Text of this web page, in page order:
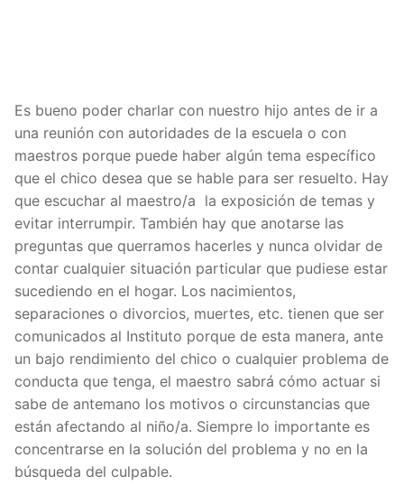
Es bueno poder charlar con nuestro hijo antes de ir a
una reunión con autoridades de la escuela o con
maestros porque puede haber algún tema específico
que el chico desea que se hable para ser resuelto. Hay
que escuchar al maestro/a la exposición de temas y
evitar interrumpir. También hay que anotarse las
preguntas que querramos hacerles y nunca olvidar de
contar cualquier situación particular que pudiese estar
sucediendo en el hogar. Los nacimientos,
separaciones o divorcios, muertes, etc. tienen que ser
comunicados al Instituto porque de esta manera, ante
un bajo rendimiento del chico o cualquier problema de
conducta que tenga, el maestro sabrá cómo actuar si
sabe de antemano los motivos o circunstancias que
están afectando al niño/a. Siempre lo importante es
concentrarse en la solución del problema y no en la
búsqueda del culpable.